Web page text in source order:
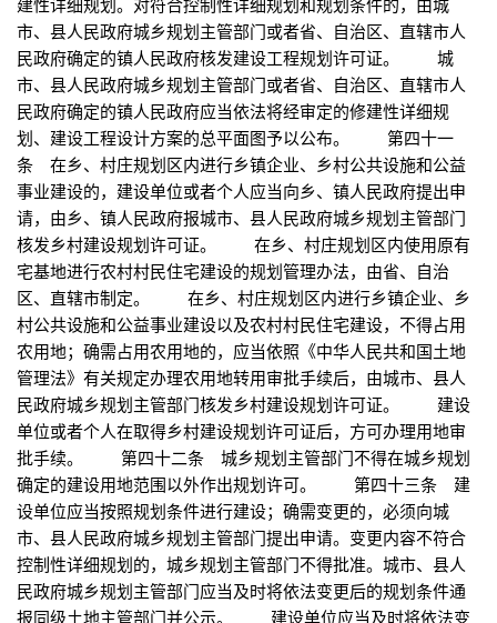
市、县人民政府城乡规划主管部门或者省、自治区、直辖市人
民政府确定的镇人民政府核发建设工程规划许可证。 城
市、县人民政府城乡规划主管部门或者省、自治区、直辖市人
民政府确定的镇人民政府应当依法将经审定的修建性详细规
划、建设工程设计方案的总平面图予以公布。 第四十一
条 在乡、村庄规划区内进行乡镇企业、乡村公共设施和公益
事业建设的，建设单位或者个人应当向乡、镇人民政府提出申
请，由乡、镇人民政府报城市、县人民政府城乡规划主管部门
核发乡村建设规划许可证。 在乡、村庄规划区内使用原有
宅基地进行农村村民住宅建设的规划管理办法，由省、自治
区、直辖市制定。 在乡、村庄规划区内进行乡镇企业、乡
村公共设施和公益事业建设以及农村村民住宅建设，不得占用
农用地；确需占用农用地的，应当依照《中华人民共和国土地
管理法》有关规定办理农用地转用审批手续后，由城市、县人
民政府城乡规划主管部门核发乡村建设规划许可证。 建设
单位或者个人在取得乡村建设规划许可证后，方可办理用地审
批手续。 第四十二条 城乡规划主管部门不得在城乡规划
确定的建设用地范围以外作出规划许可。 第四十三条 建
设单位应当按照规划条件进行建设；确需变更的，必须向城
市、县人民政府城乡规划主管部门提出申请。变更内容不符合
控制性详细规划的，城乡规划主管部门不得批准。城市、县人
民政府城乡规划主管部门应当及时将依法变更后的规划条件通
报同级土地主管部门并公示。 建设单位应当及时将依法变